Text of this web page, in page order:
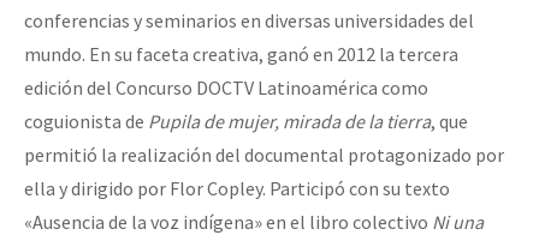
conferencias y seminarios en diversas universidades del
mundo. En su faceta creativa, ganó en 2012 la tercera
edición del Concurso DOCTV Latinoamérica como
coguionista de Pupila de mujer, mirada de la tierra, que
permitió la realización del documental protagonizado por
ella y dirigido por Flor Copley. Participó con su texto
«Ausencia de la voz indígena» en el libro colectivo Ni una